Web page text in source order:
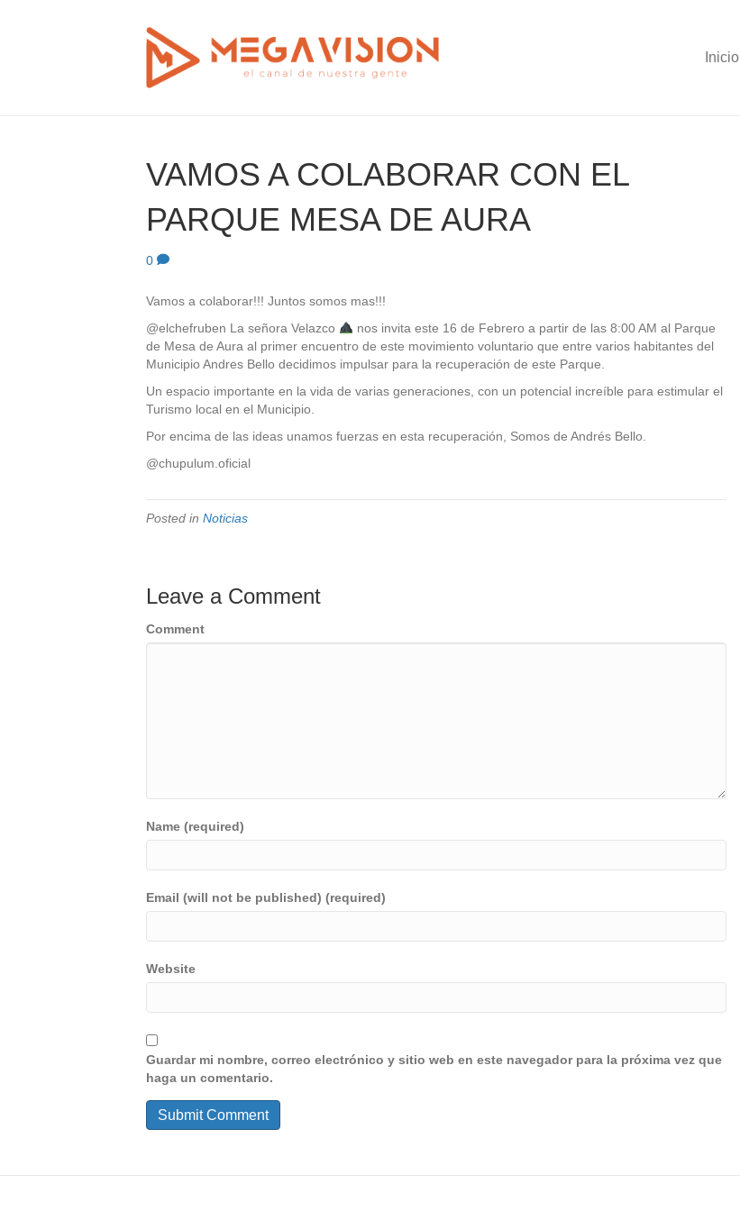
Inicio
VAMOS A COLABORAR CON EL
PARQUE MESA DE AURA
0
Vamos a colaborar!!! Juntos somos mas!!!
@elchefruben La señora Velazco
nos invita este 16 de Febrero a partir de las 8:00 AM al Parque
de Mesa de Aura al primer encuentro de este movimiento voluntario que entre varios habitantes del
Municipio Andres Bello decidimos impulsar para la recuperación de este Parque.
Un espacio importante en la vida de varias generaciones, con un potencial increíble para estimular el
Turismo local en el Municipio.
Por encima de las ideas unamos fuerzas en esta recuperación, Somos de Andrés Bello.
@chupulum.oficial
Posted in Noticias
Leave a Comment
Comment
Name (required)
Email (will not be published) (required)
Website
Guardar mi nombre, correo electrónico y sitio web en este navegador para la próxima vez que
haga un comentario.